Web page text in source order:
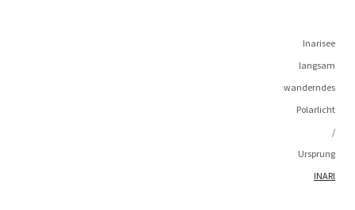
Ina­ri­see
langsam
wanderndes
Polarlicht
/
Ursprung
INARI